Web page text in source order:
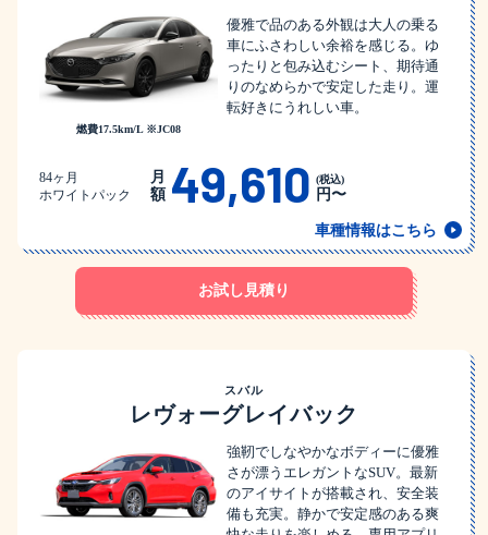
燃費17.5km/L ※JC08
優雅で品のある外観は大人の乗る
車にふさわしい余裕を感じる。ゆ
ったりと包み込むシート、期待通
りのなめらかで安定した走り。運
転好きにうれしい車。
84ヶ月
ホワイトパック
月
額 49,610 (税込)
円〜
車種情報はこちら
お試し見積り
スバル
レヴォーグレイバック
強靭でしなやかなボディーに優雅
さが漂うエレガントなSUV。最新
のアイサイトが搭載され、安全装
備も充実。静かで安定感のある爽